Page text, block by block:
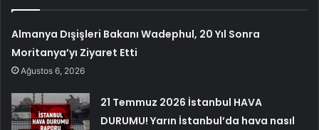
Almanya Dışişleri Bakanı Wadephul, 20 Yıl Sonra
Moritanya’yı Ziyaret Etti
Ağustos 6, 2026
21 Temmuz 2026 İstanbul HAVA
DURUMU! Yarın İstanbul’da hava nasıl